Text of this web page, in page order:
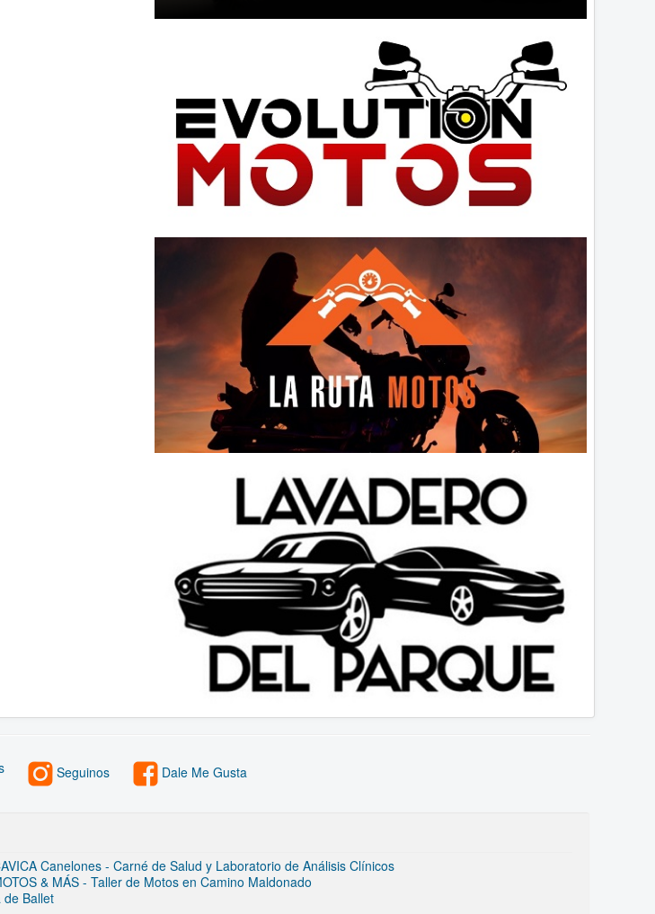
Seguinos Dale Me Gusta
Canelones - Carné de Salud y Laboratorio de Análisis Clínicos
& MÁS - Taller de Motos en Camino Maldonado
de Ballet